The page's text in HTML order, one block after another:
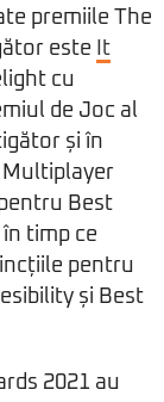
premiile The
este
It
cu
de Joc al
și în
Multiplayer
Best
timp ce
pentru
și Best
2021 au